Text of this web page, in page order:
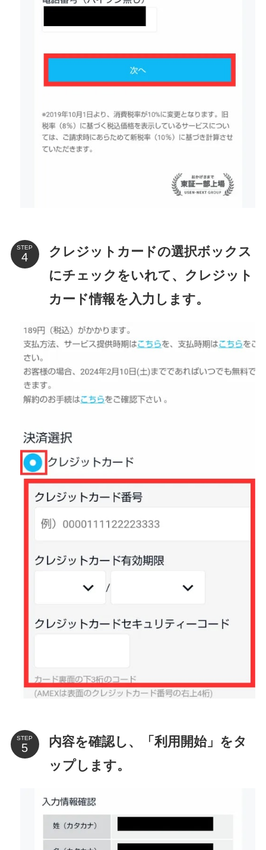
STEP
クレジットカードの選択ボックス
にチェックをいれて、クレジット
カード情報を入力します。
STEP
内容を確認し、「利用開始」をタ
ップします。